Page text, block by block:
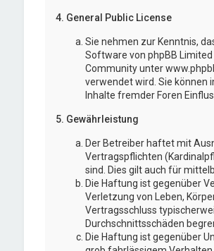
4. General Public License
Sie nehmen zur Kenntnis,
Software von phpBB
Community unter
verwendet wird. Sie können
Inhalte fremder Foren
5. Gewährleistung
Der Betreiber haftet mit
Vertragspflichten
sind. Dies gilt auch für
Die Haftung ist gegenüber
Verletzung von Leben,
Vertragsschluss
Durchschnittsschäden
Die Haftung ist gegenüber